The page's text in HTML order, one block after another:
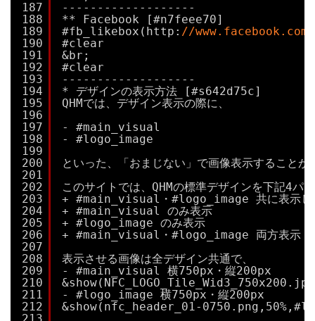
187
188
189
190
191
192
193
194
195
196
197
198
199
200
201
202
203
204
205
206
207
208
209
210
211
212
-------------------
** Facebook [#n7feee70]
#fb_likebox(http: //www.facebook.com/
#clear
&br;
#clear
-------------------
* デザインの表示方法 [#s642d75c]
QHMでは、デザイン表示の際に、
- #main_visual
- #logo_image
といった、「おまじない」で画像表示することが
このサイトでは、QHMの標準デザインを下記4パ
+ #main_visual・#logo_image 共に表示し
+ #main_visual のみ表示
+ #logo_image のみ表示
+ #main_visual・#logo_image 両方表示
表示させる画像は全デザイン共通で、
- #main_visual 横750px・縦200px
- #logo_image 横750px・縦200px
&show(nfc_header_01-